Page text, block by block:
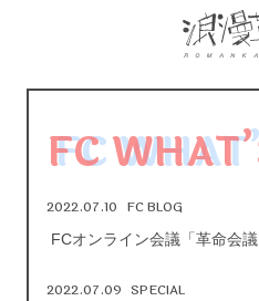
FC
2022.07.10 FC BLOG
FCオンライン会議「革命会議
2022.07.09 SPECIAL